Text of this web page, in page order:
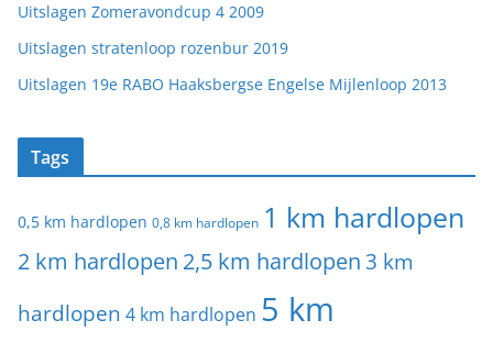
Uitslagen Zomeravondcup 4 2009
Uitslagen stratenloop rozenbur 2019
Uitslagen 19e RABO Haaksbergse Engelse Mijlenloop 2013
Tags
0,5 km hardlopen 0,8 km hardlopen 1 km hardlopen
2 km hardlopen 2,5 km hardlopen 3 km
hardlopen 4 km hardlopen 5 km